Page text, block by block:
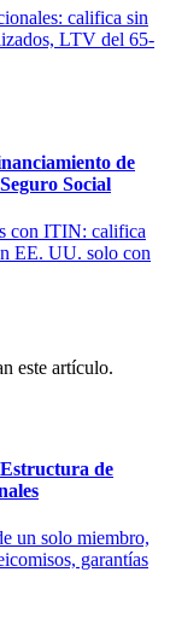
califica sin
LTV del 65-
de
Social
con ITIN: califica
EE. UU. solo con
este artículo.
de
un solo miembro,
garantías